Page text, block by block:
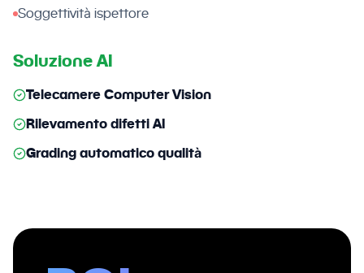
Soggettività ispettore
Soluzione AI
Telecamere Computer Vision
Rilevamento difetti AI
Grading automatico qualità